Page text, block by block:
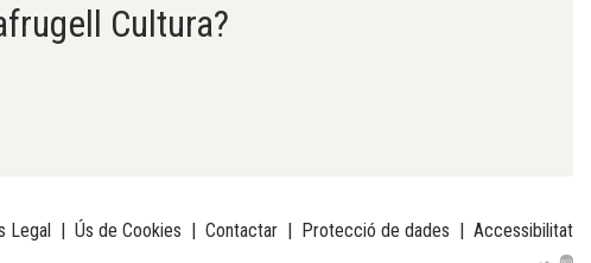
Cultura?
Legal | Ús de Cookies | Contactar | Protecció de dades | Accessibilitat